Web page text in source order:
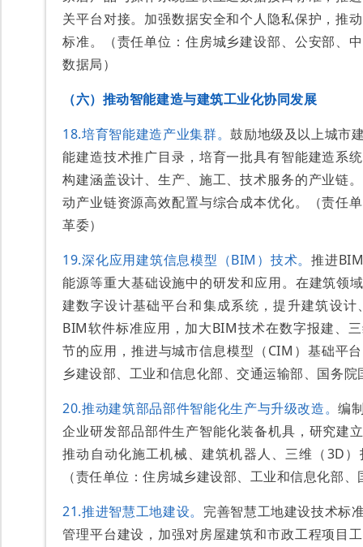
关平台对接。加强数据安全和个人隐私保护，推
标准。（责任单位：住房城乡建设部、公安部、
数据局）
（六）推动智能建造与建筑工业化协同发展
18.培育智能建造产业集群。鼓励地级及以上城市
能建造技术推广目录，培育一批具有智能建造系
构建涵盖设计、生产、施工、技术服务的产业链
动产业链资源高效配置与综合成本优化。（责任
革委）
19.深化应用建筑信息模型（BIM）技术。推进
能源等重大基础设施中的研发和应用。在建筑领
建数字设计基础平台和集成系统，提升建筑设
BIM软件标准应用，加大BIM技术在数字报建、
节的应用，推进与城市信息模型（CIM）基础平
乡建设部、工业和信息化部、交通运输部、国务
20.推动建筑部品部件智能化生产与升级改造。编
企业研发部品部件生产智能化装备机具，研究建
推动自动化施工机械、建筑机器人、三维（3D
（责任单位：住房城乡建设部、工业和信息化部
21.推进智慧工地建设。 完善智慧工地建设技术标
管理平台建设，加强对房屋建筑和市政工程项目